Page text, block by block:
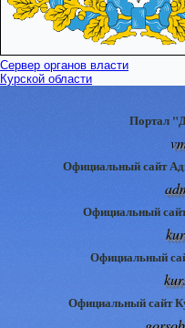
Сервер органов власти
Курской области
Портал
Официальный сайт
Официальный
Официальный
Официальный сайт